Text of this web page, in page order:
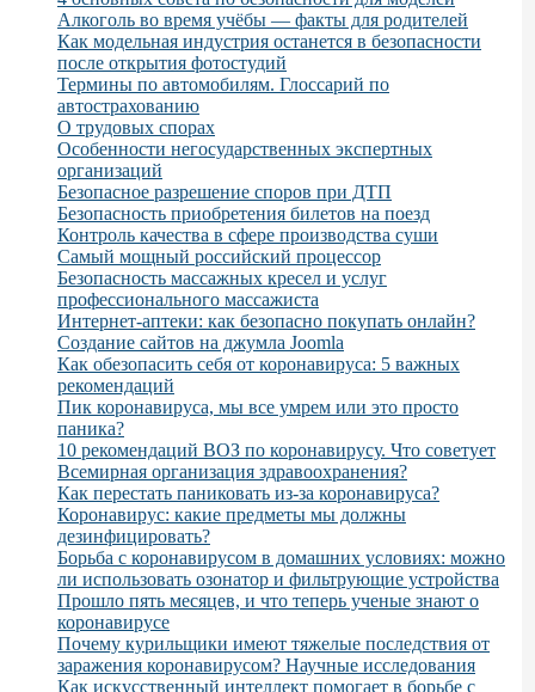
Алкоголь во время учёбы — факты для родителей
Как модельная индустрия останется в безопасности
после открытия фотостудий
Термины по автомобилям. Глоссарий по
автострахованию
О трудовых спорах
Особенности негосударственных экспертных
организаций
Безопасное разрешение споров при ДТП
Безопасность приобретения билетов на поезд
Контроль качества в сфере производства суши
Самый мощный российский процессор
Безопасность массажных кресел и услуг
профессионального массажиста
Интернет-аптеки: как безопасно покупать онлайн?
Создание сайтов на джумла Joomla
Как обезопасить себя от коронавируса: 5 важных
рекомендаций
Пик коронавируса, мы все умрем или это просто
паника?
10 рекомендаций ВОЗ по коронавирусу. Что советует
Всемирная организация здравоохранения?
Как перестать паниковать из-за коронавируса?
Коронавирус: какие предметы мы должны
дезинфицировать?
Борьба с коронавирусом в домашних условиях: можно
ли использовать озонатор и фильтрующие устройства
Прошло пять месяцев, и что теперь ученые знают о
коронавирусе
Почему курильщики имеют тяжелые последствия от
заражения коронавирусом? Научные исследования
Как искусственный интеллект помогает в борьбе с